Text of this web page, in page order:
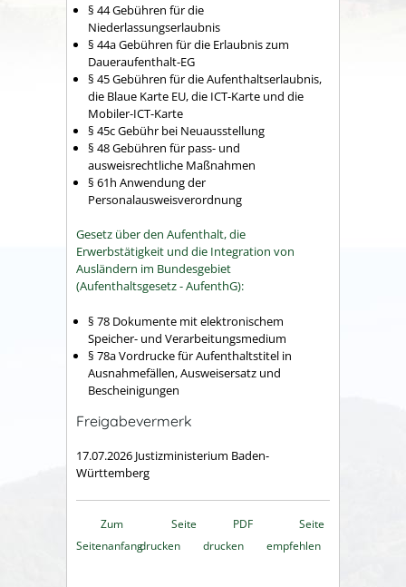
§ 44Gebühren für die
Niederlassungserlaubnis
§ 44a Gebühren für die Erlaubnis zum
Daueraufenthalt-EG
§ 45 Gebühren für die Aufenthaltserlaubnis,
die Blaue Karte EU, die ICT-Karte und die
Mobiler-ICT-Karte
§ 45c Gebühr bei Neuausstellung
§ 48 Gebühren für pass- und
ausweisrechtliche Maßnahmen
§ 61h Anwendung der
Personalausweisverordnung
Gesetz über den Aufenthalt, die
Erwerbstätigkeit und die Integration von
Ausländern im Bundesgebiet
(Aufenthaltsgesetz - AufenthG):
§ 78 Dokumente mit elektronischem
Speicher- und Verarbeitungsmedium
§ 78a Vordrucke für Aufenthaltstitel in
Ausnahmefällen, Ausweisersatz und
Bescheinigungen
Freigabevermerk
17.07.2026 Justizministerium Baden-
Württemberg
Zum
Seitenanfang
Seite
drucken
PDF
drucken
Seite
empfehlen